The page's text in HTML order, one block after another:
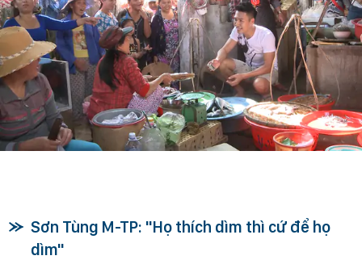
Sơn Tùng M-TP: "Họ thích dìm thì cứ để họ
dìm"